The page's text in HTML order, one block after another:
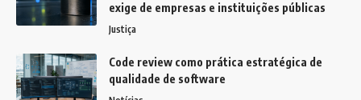
exige de empresas e instituições públicas
Justiça
Code review como prática estratégica de
qualidade de software